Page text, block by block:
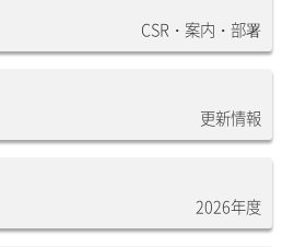
CSR・案内・部署
更新情報
2026年度